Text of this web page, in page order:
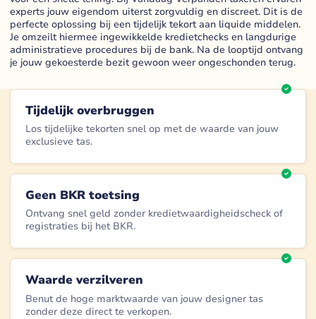
experts jouw eigendom uiterst zorgvuldig en discreet. Dit is de
perfecte oplossing bij een tijdelijk tekort aan liquide middelen.
Je omzeilt hiermee ingewikkelde kredietchecks en langdurige
administratieve procedures bij de bank. Na de looptijd ontvang
je jouw gekoesterde bezit gewoon weer ongeschonden terug.
Tijdelijk overbruggen
Los tijdelijke tekorten snel op met de waarde van jouw
exclusieve tas.
Geen BKR toetsing
Ontvang snel geld zonder kredietwaardigheidscheck of
registraties bij het BKR.
Waarde verzilveren
Benut de hoge marktwaarde van jouw designer tas
zonder deze direct te verkopen.